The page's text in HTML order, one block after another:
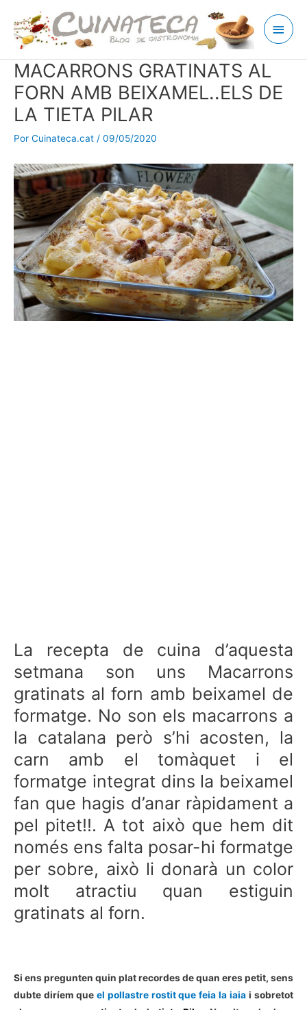
contenido
Menú
MACARRONS GRATINATS AL
FORN AMB BEIXAMEL..ELS DE
LA TIETA PILAR
Por Cuinateca.cat / 09/05/2020
La recepta de cuina d’aquesta
setmana son uns Macarrons
gratinats al forn amb beixamel de
formatge. No son els macarrons a
la catalana però s’hi acosten, la
carn amb el tomàquet i el
formatge integrat dins la beixamel
fan que hagis d’anar ràpidament a
pel pitet!!. A tot això que hem dit
només ens falta posar-hi formatge
per sobre, això li donarà un color
molt atractiu quan estiguin
gratinats al forn.
Si ens pregunten quin plat recordes de quan eres petit, sens
dubte diríem que el pollastre rostit que feia la iaia i sobretot